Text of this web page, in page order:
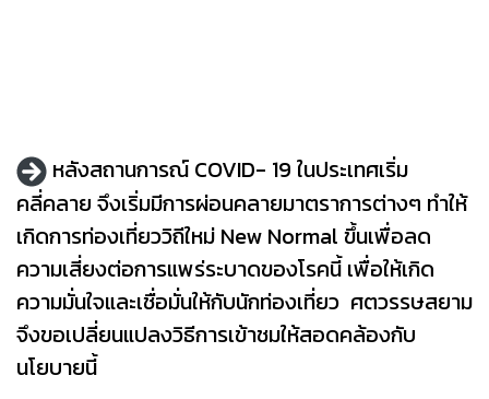
หลังสถานการณ์ COVID- 19 ในประเทศเริ่ม
คลี่คลาย จึงเริ่มมีการผ่อนคลายมาตราการต่างๆ ทำให้
เกิดการท่องเที่ยววิถีใหม่ New Normal ขึ้นเพื่อลด
ความเสี่ยงต่อการแพร่ระบาดของโรคนี้ เพื่อให้เกิด
ความมั่นใจและเชื่อมั่นให้กับนักท่องเที่ยว ศตวรรษสยาม
จึงขอเปลี่ยนแปลงวิธีการเข้าชมให้สอดคล้องกับ
นโยบายนี้